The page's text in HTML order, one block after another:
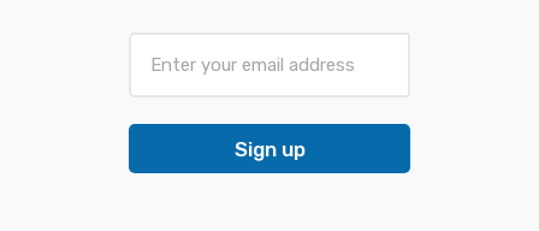
a
i
Sign up